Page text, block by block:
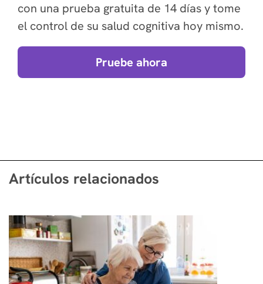
con una prueba gratuita de 14 días y tome
el control de su salud cognitiva hoy mismo.
Pruebe ahora
Artículos relacionados